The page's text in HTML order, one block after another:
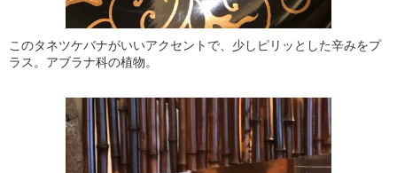
このタネツケバナがいいアクセントで、少しピリッとした辛みをプ
ラス。アブラナ科の植物。